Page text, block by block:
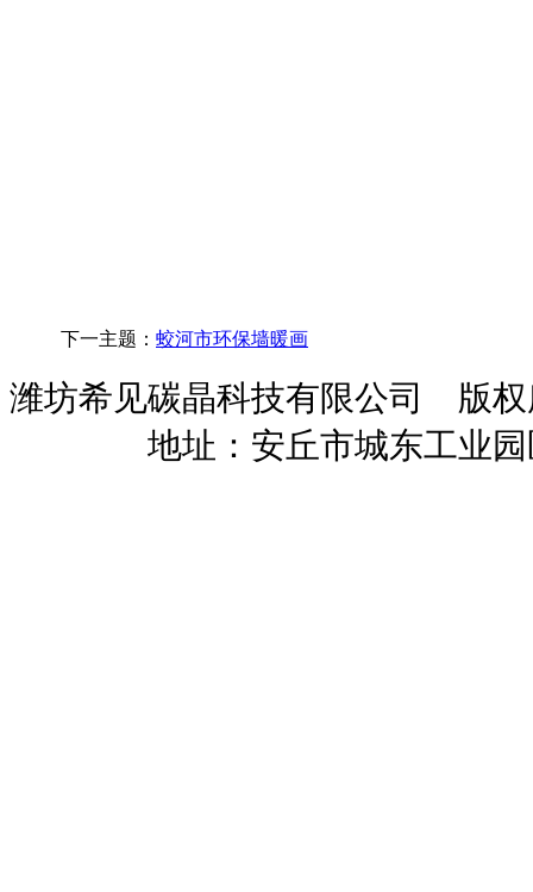
下一主题： 蛟河市环保墙暖画
潍坊希见碳晶科技有限公司
地址：安丘市城东工业